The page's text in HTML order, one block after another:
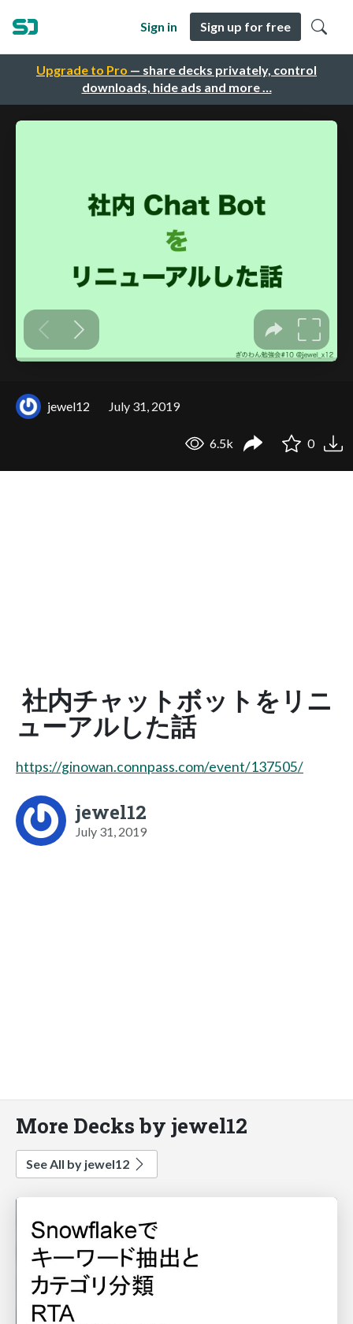
Upgrade to Pro — share decks privately, control
downloads, hide ads and more …
Sign in Sign up for free
jewel12 July 31, 2019
6.5k 0
社内チャットボットをリニ
ューアルした話
https://ginowan.connpass.com/event/137505/
jewel12
July 31, 2019
More Decks by jewel12
See All by jewel12